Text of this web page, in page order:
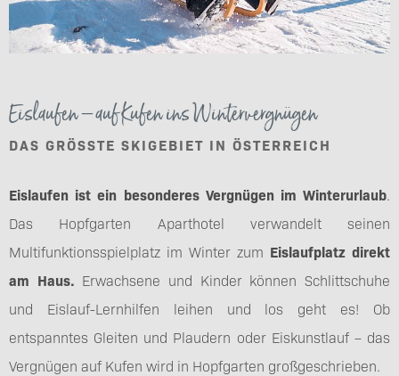
Eislaufen – auf Kufen ins Wintervergnügen
DAS GRÖSSTE SKIGEBIET IN ÖSTERREICH
Eislaufen ist ein besonderes Vergnügen im Winterurlaub.
Das Hopfgarten Aparthotel verwandelt seinen
Multifunktionsspielplatz im Winter zum Eislaufplatz direkt
am Haus. Erwachsene und Kinder können Schlittschuhe
und Eislauf-Lernhilfen leihen und los geht es! Ob
entspanntes Gleiten und Plaudern oder Eiskunstlauf – das
Vergnügen auf Kufen wird in Hopfgarten großgeschrieben.